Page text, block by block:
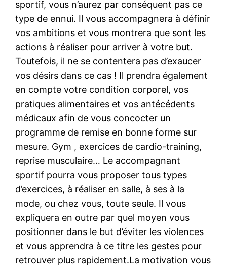
sportif, vous n’aurez par conséquent pas ce
type de ennui. Il vous accompagnera à définir
vos ambitions et vous montrera que sont les
actions à réaliser pour arriver à votre but.
Toutefois, il ne se contentera pas d’exaucer
vos désirs dans ce cas ! Il prendra également
en compte votre condition corporel, vos
pratiques alimentaires et vos antécédents
médicaux afin de vous concocter un
programme de remise en bonne forme sur
mesure. Gym , exercices de cardio-training,
reprise musculaire… Le accompagnant
sportif pourra vous proposer tous types
d’exercices, à réaliser en salle, à ses à la
mode, ou chez vous, toute seule. Il vous
expliquera en outre par quel moyen vous
positionner dans le but d’éviter les violences
et vous apprendra à ce titre les gestes pour
retrouver plus rapidement.La motivation vous